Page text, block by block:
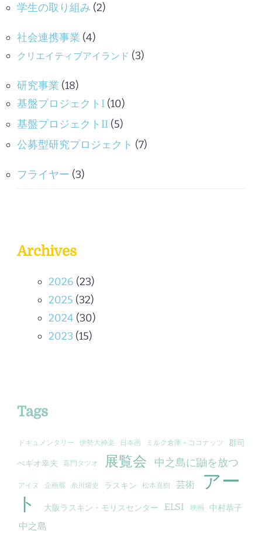
学生の取り組み (2)
社会連携事業 (4)
クリエイティブアイランド (3)
研究事業 (18)
基盤プロジェクトI (10)
基盤プロジェクトII (5)
公募型研究プロジェクト (7)
フライヤー (3)
Archives
2026 (23)
2025 (32)
2024 (30)
2023 (15)
Tags
ドキュメンタリー 伊勢大神楽 日本画 ミルク倉庫＋ココナッツ 郡司
ぺギオ幸夫 嘉門タツオ 展覧会 中之島に鼬を放つ
アイヌ 企画展 糸川燿史 ラスキン 松本直樹 芸術
アー
ト
大阪ラスキン・モリスセンター ELSI 映画 中村恭子
中之島